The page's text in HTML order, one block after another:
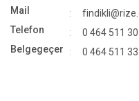
Mail
Telefon
0 464 511
Belgegeçer
0 464 511